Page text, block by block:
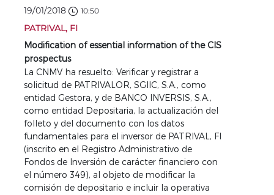
19/01/2018 10:50
PATRIVAL, FI
Modification of essential information of the CIS
prospectus
La CNMV ha resuelto: Verificar y registrar a
solicitud de PATRIVALOR, SGIIC, S.A., como
entidad Gestora, y de BANCO INVERSIS, S.A.,
como entidad Depositaria, la actualización del
folleto y del documento con los datos
fundamentales para el inversor de PATRIVAL, FI
(inscrito en el Registro Administrativo de
Fondos de Inversión de carácter financiero con
el número 349), al objeto de modificar la
comisión de depositario e incluir la operativa